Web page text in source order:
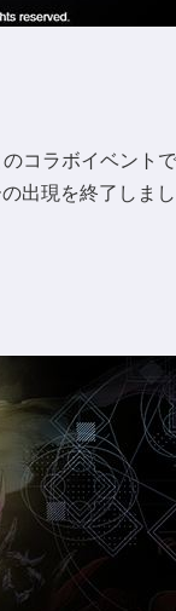
コラボイベント
出現を終了しま